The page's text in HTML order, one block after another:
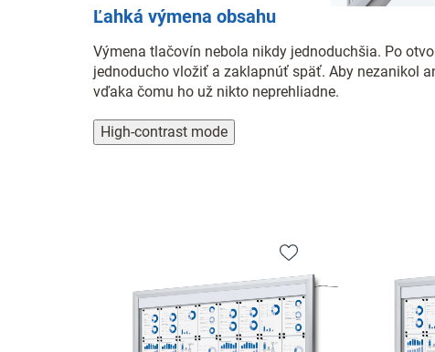
Ľahká výmena obsahu
Výmena tlačovín nebola nikdy jednoduchšia. Po
jednoducho vložiť a zaklapnúť späť. Aby nezanikol
vďaka čomu ho už nikto neprehliadne.
High-contrast mode